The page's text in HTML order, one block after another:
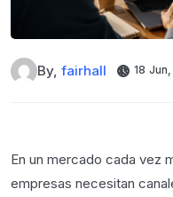
By, fairhall 18
En un mercado cada vez
empresas necesitan